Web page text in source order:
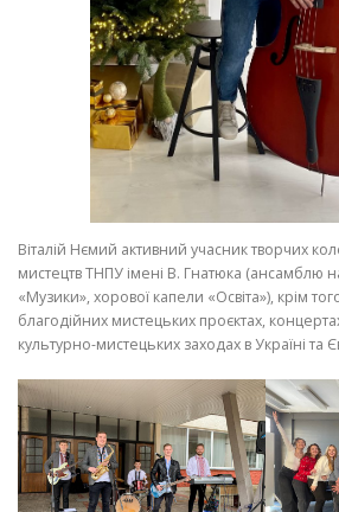
ФЕСТИВАЛІ-КОНКУРСИ
Віталій Нємий активний учасник творчих
мистецтв ТНПУ імені В. Гнатюка (ансамблю
«Музики», хорової капели «Освіта»), крім
благодійних мистецьких проєктах,
культурно-мистецьких заходах в Україні та